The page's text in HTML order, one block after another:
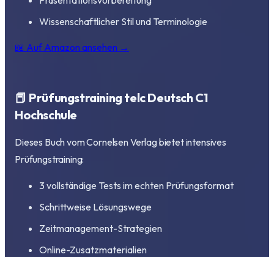
Wissenschaftlicher Stil und Terminologie
📖 Auf Amazon ansehen →
📕 Prüfungstraining telc Deutsch C1
Hochschule
Dieses Buch vom Cornelsen Verlag bietet intensives
Prüfungstraining:
3 vollständige Tests im echten Prüfungsformat
Schrittweise Lösungswege
Zeitmanagement-Strategien
Online-Zusatzmaterialien